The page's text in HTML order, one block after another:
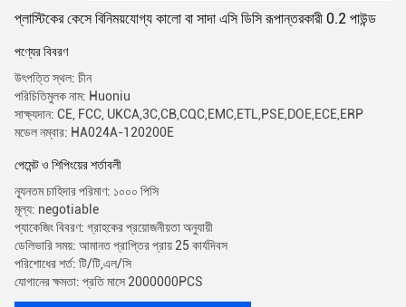
প্লাস্টিকের কেসে বিনিময়যোগ্য কালো বা সাদা এসি ডিসি রূপান্তরকারী 0.2 পাউন্ড
পণ্যের বিবরণ
উৎপত্তি স্থল: চীন
পরিচিতিমুলক নাম: Huoniu
সাক্ষ্যদান: CE, FCC, UKCA,3C,CB,CQC,EMC,ETL,PSE,DOE,ECE,ERP
মডেল নম্বার: HA024A-120200E
পেমেন্ট ও শিপিংয়ের শর্তাবলী
ন্যূনতম চাহিদার পরিমাণ: ১০০০ পিসি
মূল্য: negotiable
প্যাকেজিং বিবরণ: গ্রাহকের প্রয়োজনীয়তা অনুযায়ী
ডেলিভারি সময়: আমানত প্রাপ্তির প্রায় 25 কার্যদিবস
পরিশোধের শর্ত: টি/টি,এল/সি
যোগানের ক্ষমতা: প্রতি মাসে 2000000PCS